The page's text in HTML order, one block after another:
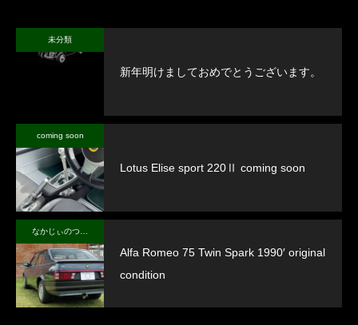
未分類
新年明けましておめでとうございます。
coming soon
Lotus Elise sport 220Ⅱ coming soon
Alfa Romeo 75 Twin Spark 1990′ original
condition